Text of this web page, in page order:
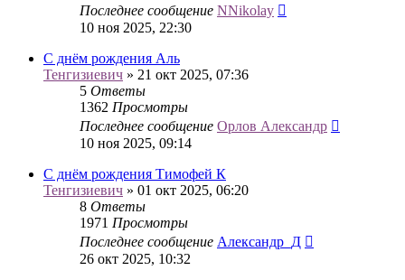
Последнее сообщение NNikolay
10 ноя 2025, 22:30
С днём рождения Аль
Тенгизиевич » 21 окт 2025, 07:36
5 Ответы
1362 Просмотры
Последнее сообщение Орлов Александр
10 ноя 2025, 09:14
С днём рождения Тимофей К
Тенгизиевич » 01 окт 2025, 06:20
8 Ответы
1971 Просмотры
Последнее сообщение Александр_Д
26 окт 2025, 10:32